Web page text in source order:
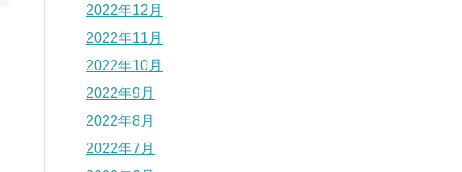
2022年12月
2022年11月
2022年10月
2022年9月
2022年8月
2022年7月